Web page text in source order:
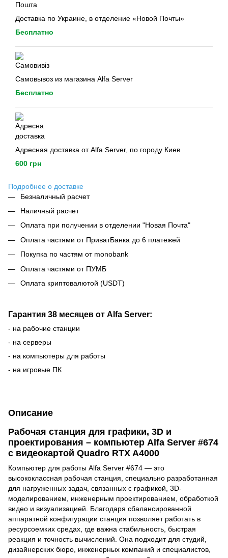
Доставка по Украине, в отделение «Новой Почты»
Бесплатно
Самовывоз из магазина Alfa Server
Бесплатно
Адресная доставка от Alfa Server, по городу Киев
600 грн
Подробнее о доставке
Безналичный расчет
Наличный расчет
Оплата при получении в отделении "Новая Почта"
Оплата частями от ПриватБанка до 6 платежей
Покупка по частям от monobank
Оплата частями от ПУМБ
Оплата криптовалютой (USDT)
Гарантия 38 месяцев от Alfa Server:
- на рабочие станции
- на серверы
- на компьютеры для работы
- на игровые ПК
Описание
Рабочая станция для графики, 3D и
проектирования – компьютер Alfa Server #674
с видеокартой Quadro RTX A4000
Компьютер для работы Alfa Server #674 — это
высококлассная рабочая станция, специально разработанная
для нагруженных задач, связанных с графикой, 3D-
моделированием, инженерным проектированием, обработкой
видео и визуализацией. Благодаря сбалансированной
аппаратной конфигурации станция позволяет работать в
ресурсоемких средах, где важна стабильность, быстрая
реакция и точность вычислений. Она подходит для студий,
дизайнерских бюро, инженерных компаний и специалистов,